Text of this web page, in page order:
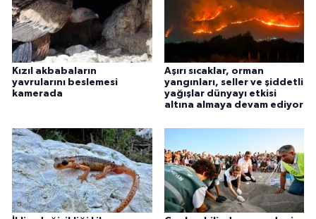
Kızıl akbabaların
yavrularını beslemesi
kamerada
Aşırı sıcaklar, orman
yangınları, seller ve şiddetli
yağışlar dünyayı etkisi
altına almaya devam ediyor